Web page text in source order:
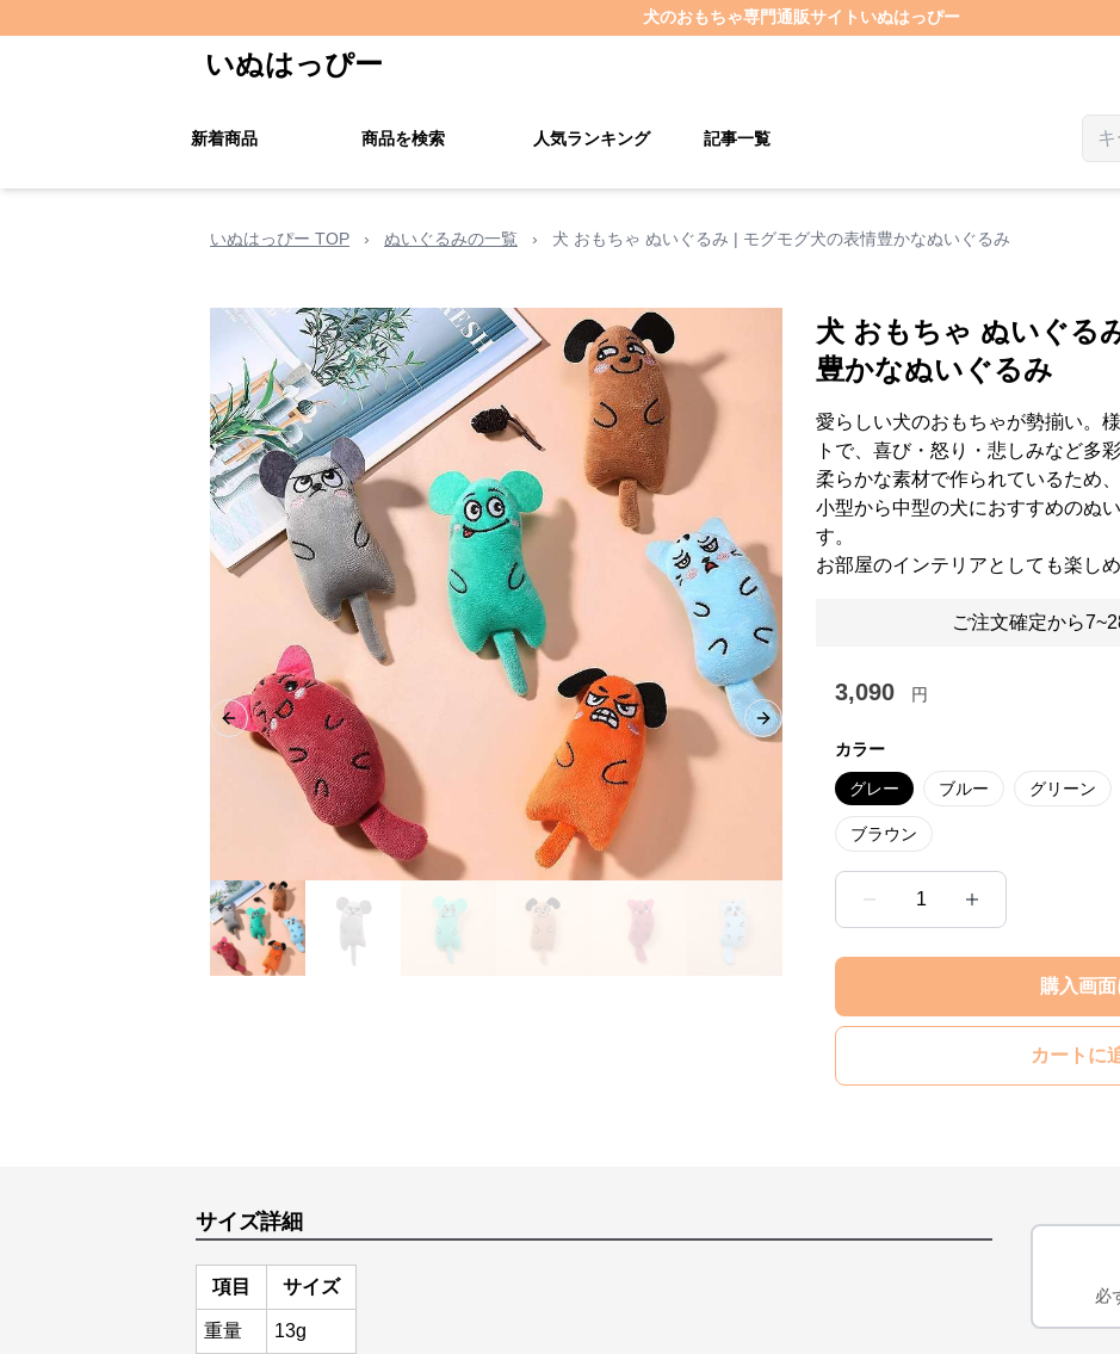
犬のおもちゃ専門通販サイト いぬはっぴー
いぬはっぴー
新着商品 商品を検索 人気ランキング 記事一覧
いぬはっぴー TOP › ぬいぐるみの一覧 › 犬 おもちゃ ぬいぐるみ | モグモグ犬の表情豊かなぬいぐるみ
Previous slide Next slide
犬 おもちゃ ぬいぐる
豊かなぬいぐるみ
愛らしい犬のおもちゃが勢揃い。
トで、喜び・怒り・悲しみなど多
柔らかな素材で作られているため
小型から中型の犬におすすめのぬ
す。
お部屋のインテリアとしても楽し
ご注文確定から
3,090 円
カラー
グレー ブルー グリーン
ブラウン
1
購入画
カートに
サイズ詳細
項目 サイズ
重量 13g
必